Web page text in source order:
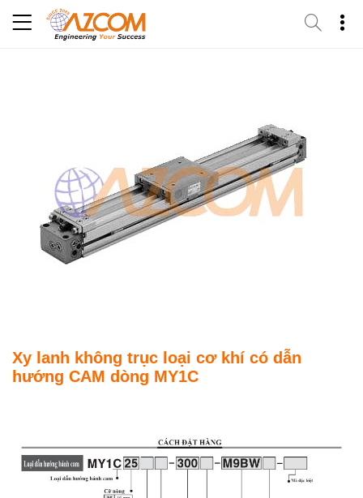
Xy lanh không trục loại cơ khí có dẫn
hướng CAM dòng MY1C